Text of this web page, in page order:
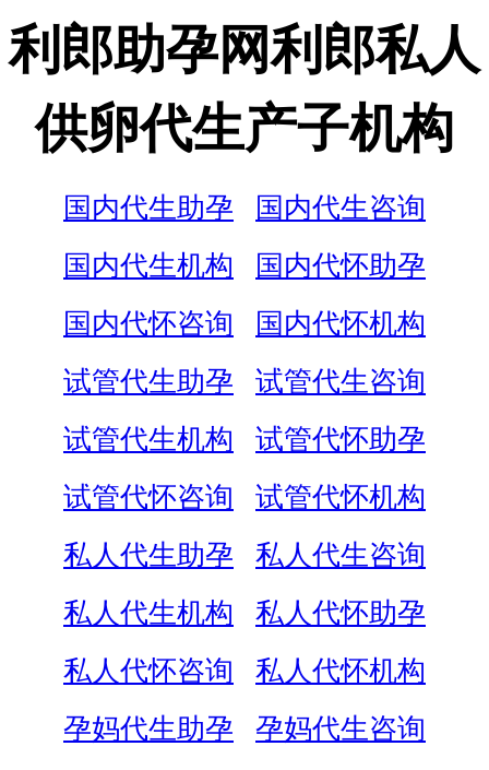
利郎助孕网利郎私人
供卵代生产子机构
国内代生助孕
国内代生咨询
国内代生机构
国内代怀助孕
国内代怀咨询
国内代怀机构
试管代生助孕
试管代生咨询
试管代生机构
试管代怀助孕
试管代怀咨询
试管代怀机构
私人代生助孕
私人代生咨询
私人代生机构
私人代怀助孕
私人代怀咨询
私人代怀机构
孕妈代生助孕
孕妈代生咨询